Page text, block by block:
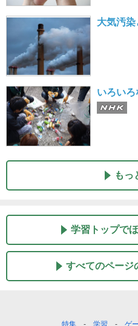
大気汚染
いろいろ
もっ
学習トップで
すべてのページ